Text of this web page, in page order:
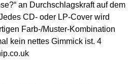
an Durchschlagskraft auf dem
CD- oder LP-Cover wird
Farb-/Muster-Kombination
kein nettes Gimmick ist. 4